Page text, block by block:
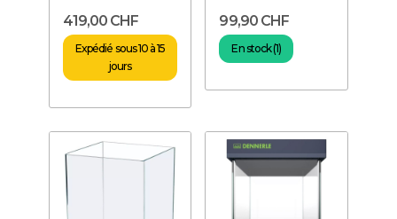
419,00 CHF
Expédié sous 10 à 15
jours
99,90 CHF
En stock (1)